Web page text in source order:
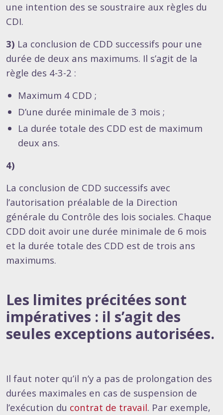
une intention des se soustraire aux règles du
CDI.
3) La conclusion de CDD successifs pour une
durée de deux ans maximums. Il s’agit de la
règle des 4-3-2 :
Maximum 4 CDD ;
D’une durée minimale de 3 mois ;
La durée totale des CDD est de maximum
deux ans.
4)
La conclusion de CDD successifs avec
l’autorisation préalable de la Direction
générale du Contrôle des lois sociales. Chaque
CDD doit avoir une durée minimale de 6 mois
et la durée totale des CDD est de trois ans
maximums.
Les limites précitées sont
impératives : il s’agit des
seules exceptions autorisées.
Il faut noter qu’il n’y a pas de prolongation des
durées maximales en cas de suspension de
l’exécution du contrat de travail. Par exemple,